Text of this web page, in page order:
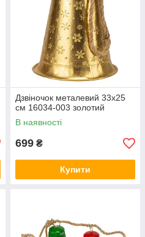
Дзвіночок металевий 33х25
см 16034-003 золотий
В наявності
699 ₴
Купити